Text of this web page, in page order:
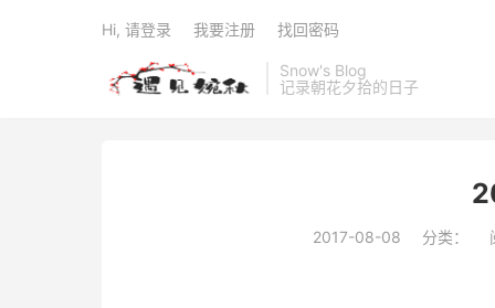
Snow's Blog
记录朝花夕拾的日子
Hi, 请登录 我要注册 找回密码
2017-08-08 分类：